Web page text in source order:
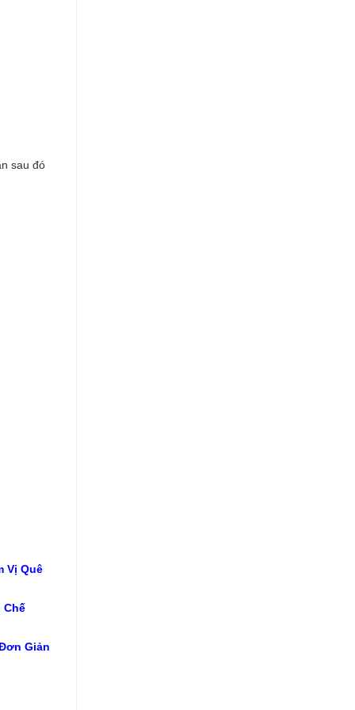
sau đó
Vị Quê
Chế
Giản